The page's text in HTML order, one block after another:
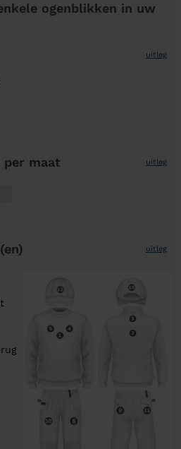
ogenblikken in uw
uitleg
per maat uitleg
uitleg